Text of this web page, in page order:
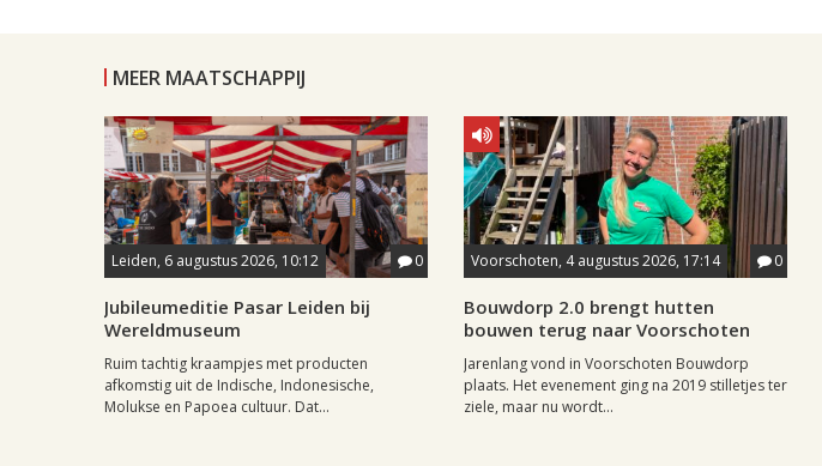
MEER MAATSCHAPPIJ
Leiden, 6 augustus 2026, 10:12 0
Jubileumeditie Pasar Leiden bij
Wereldmuseum
Ruim tachtig kraampjes met producten
afkomstig uit de Indische, Indonesische,
Molukse en Papoea cultuur. Dat...
Voorschoten, 4 augustus 2026, 17:14 0
Bouwdorp 2.0 brengt hutten
bouwen terug naar Voorschoten
Jarenlang vond in Voorschoten Bouwdorp
plaats. Het evenement ging na 2019 stilletjes ter
ziele, maar nu wordt...